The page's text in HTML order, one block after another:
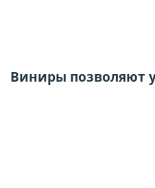
Виниры позволяют